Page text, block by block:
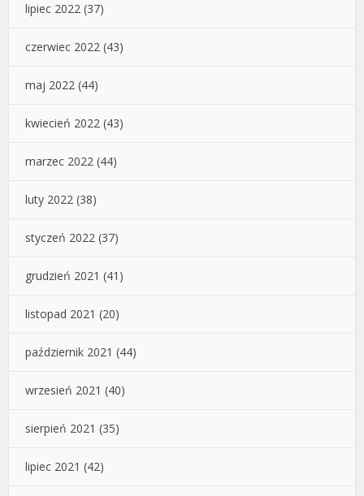
lipiec 2022 (37)
czerwiec 2022 (43)
maj 2022 (44)
kwiecień 2022 (43)
marzec 2022 (44)
luty 2022 (38)
styczeń 2022 (37)
grudzień 2021 (41)
listopad 2021 (20)
październik 2021 (44)
wrzesień 2021 (40)
sierpień 2021 (35)
lipiec 2021 (42)